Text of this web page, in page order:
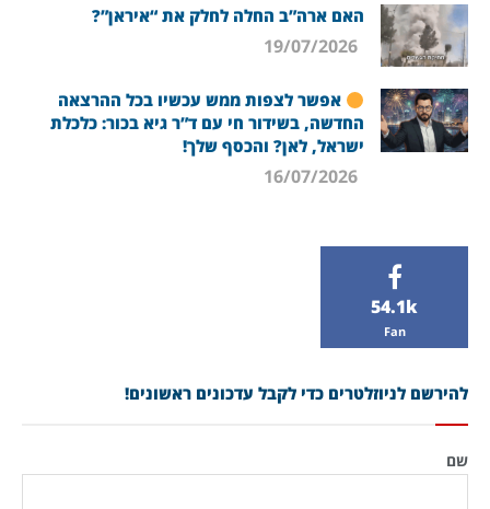
האם ארה”ב החלה לחלק את “איראן”?
אפשר לצפות ממש עכשיו בכל ההרצאה
החדשה, בשידור חי עם ד”ר גיא בכור: כלכלת
ישראל, לאן? והכסף שלך!
54.1k
Fan
להירשם לניוזלטרים כדי לקבל עדכונים ראשונים!
שם